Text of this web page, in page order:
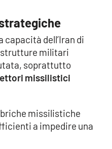
capacità dell’Iran di
militari
soprattutto
missilistici
missilistiche
a impedire una